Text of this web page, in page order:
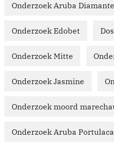
Onderzoek Aruba Diamante
Onderzoek Edobet
Onderzoek Mitte
Onderzoek Jasmine
Onderzoek moord
Onderzoek Aruba Portulaca